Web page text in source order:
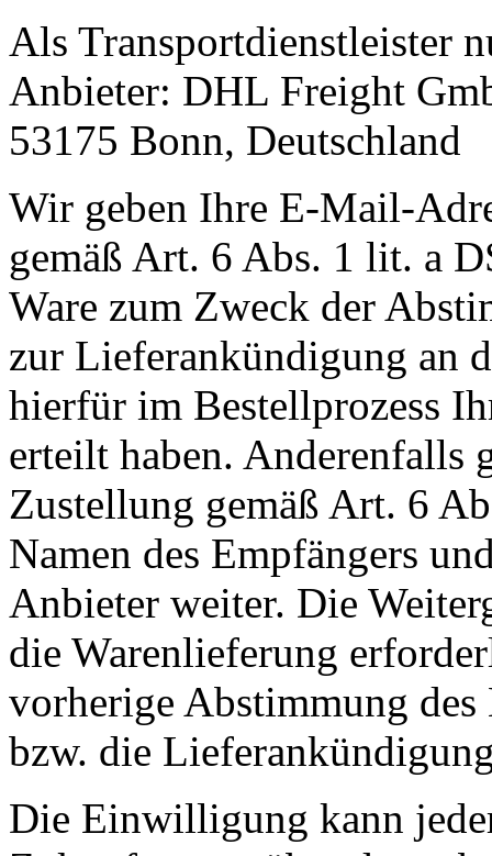
Als Transportdienstleister
Anbieter: DHL Freight
53175 Bonn, Deutschland
Wir geben Ihre E-Mail-
gemäß Art. 6 Abs. 1 lit. a
Ware zum Zweck der
zur Lieferankündigung an
hierfür im Bestellprozess
erteilt haben. Anderenfalls
Zustellung gemäß Art. 6
Namen des Empfängers
Anbieter weiter. Die
die Warenlieferung
vorherige Abstimmung
bzw. die
Die Einwilligung kann